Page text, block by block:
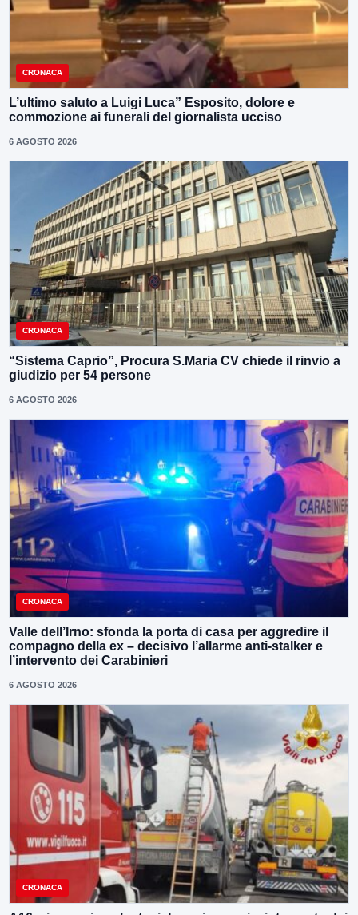
CRONACA
L’ultimo saluto a Luigi Luca” Esposito, dolore e
commozione ai funerali del giornalista ucciso
6 AGOSTO 2026
CRONACA
“Sistema Caprio”, Procura S.Maria CV chiede il rinvio a
giudizio per 54 persone
6 AGOSTO 2026
CRONACA
Valle dell’Irno: sfonda la porta di casa per aggredire il
compagno della ex – decisivo l’allarme anti-stalker e
l’intervento dei Carabinieri
6 AGOSTO 2026
CRONACA